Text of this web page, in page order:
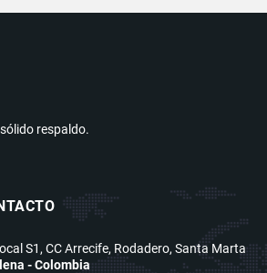
respaldo.
S1, CC Arrecife, Rodadero, Santa Marta
- Colombia